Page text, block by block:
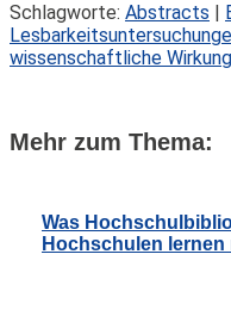
Schlagworte: Abstracts |
wissenschaftliche Wirkung
Mehr zum Thema:
Was
Hochschulen lernen